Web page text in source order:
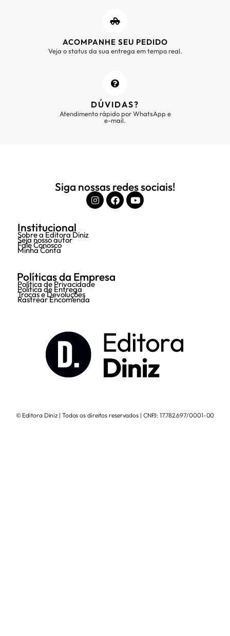
ACOMPANHE SEU PEDIDO
Veja o status da sua entrega em tempo real.
DÚVIDAS?
Atendimento rápido por WhatsApp e
e-mail.
Siga nossas redes sociais!
Institucional
Sobre a Editora Diniz
Seja nosso autor
Fale Conosco
Minha Conta
Políticas da Empresa
Política de Privacidade
Política de Entrega
Trocas e Devoluções
Rastrear Encomenda
© Editora Diniz | Todos os direitos reservados | CNPJ: 17.782.697/0001-00